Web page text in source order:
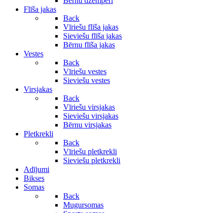
Flīša jakas
Back
Vīriešu flīša jakas
Sieviešu flīša jakas
Bērnu flīša jakas
Vestes
Back
Vīriešu vestes
Sieviešu vestes
Virsjakas
Back
Vīriešu virsjakas
Sieviešu virsjakas
Bērnu virsjakas
Pletkrekli
Back
Vīriešu pletkrekli
Sieviešu pletkrekli
Adījumi
Bikses
Somas
Back
Mugursomas